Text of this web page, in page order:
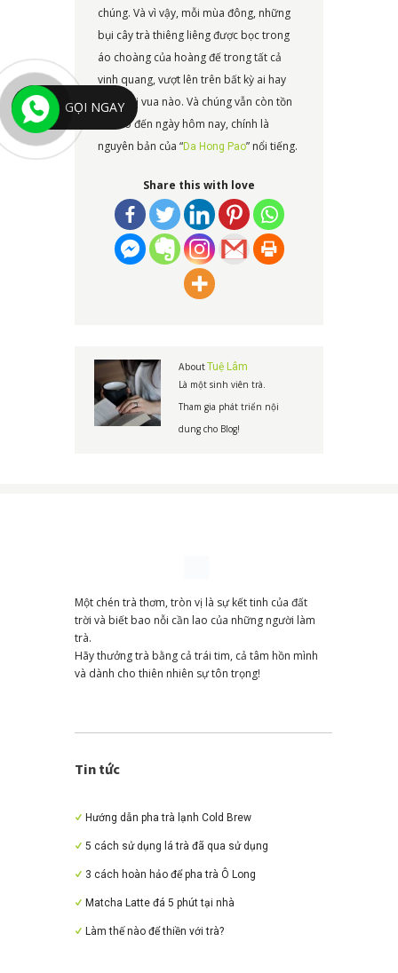
chúng. Và vì vậy, mỗi mùa đông, những
bụi cây trà thiêng liêng được bọc trong
áo choàng của hoàng đế trong tất cả
vinh quang, vượt lên trên bất kỳ ai hay
bất kỳ vị vua nào. Và chúng vẫn còn tồn
tại cho đến ngày hôm nay, chính là
nguyên bản của “Da Hong Pao” nổi tiếng.
Share this with love
AboutTuệ Lâm
Là một sinh viên trà.
Tham gia phát triển nội
dung cho Blog!
Một chén trà thơm, tròn vị là sự kết tinh của đất
trời và biết bao nỗi cần lao của những người làm
trà.
Hãy thưởng trà bằng cả trái tim, cả tâm hồn mình
và dành cho thiên nhiên sự tôn trọng!
Tin tức
Hướng dẫn pha trà lạnh Cold Brew
5 cách sử dụng lá trà đã qua sử dụng
3 cách hoàn hảo để pha trà Ô Long
Matcha Latte đá 5 phút tại nhà
Làm thế nào để thiền với trà?
GỌI NGAY